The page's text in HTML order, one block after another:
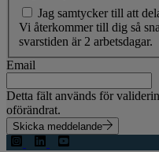
Jag samtycker till att
Vi återkommer till dig så
svarstiden är 2 arbetsdagar.
Email
Detta fält används för
oförändrat.
Skicka meddelande